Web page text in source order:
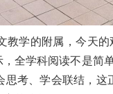
教学的附属，今天
全学科阅读不是简
考、学会联结，这